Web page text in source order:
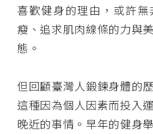
喜歡健身的理由，或許
瘦、追求肌肉線條的力與
態。
但回顧臺灣人鍛鍊身體的
這種因為個人因素而投入
晚近的事情。早年的健身